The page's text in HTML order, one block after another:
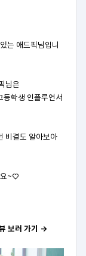
는 애드픽님입니
님은
등학생 인플루언서
비결도 알아보아
요~♡
보러 가기 →